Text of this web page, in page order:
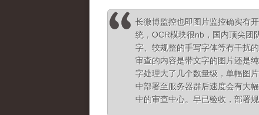
长微博监控也即图片监控确实有
统，OCR模块很nb，国内顶尖团
字、较规整的手写字体等有干扰
审查的内容是带文字的图片还是
字处理大了几个数量级，单幅图
中部署至服务器群后速度会有大
中的审查中心。早已验收，部署规